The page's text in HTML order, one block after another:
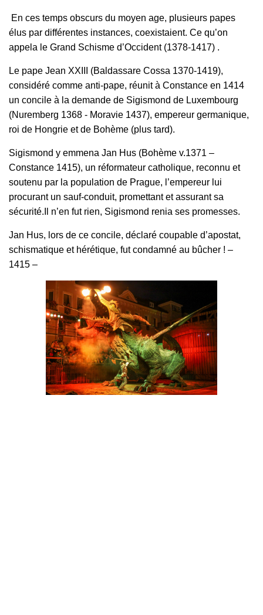
En ces temps obscurs du moyen age, plusieurs papes
élus par différentes instances, coexistaient. Ce qu’on
appela le Grand Schisme d’Occident (1378-1417) .
Le pape Jean XXIII (Baldassare Cossa 1370-1419),
considéré comme anti-pape, réunit à Constance en 1414
un concile à la demande de Sigismond de Luxembourg
(Nuremberg 1368 - Moravie 1437), empereur germanique,
roi de Hongrie et de Bohème (plus tard).
Sigismond y emmena Jan Hus (Bohème v.1371 –
Constance 1415), un réformateur catholique, reconnu et
soutenu par la population de Prague, l’empereur lui
procurant un sauf-conduit, promettant et assurant sa
sécurité.Il n’en fut rien, Sigismond renia ses promesses.
Jan Hus, lors de ce concile, déclaré coupable d’apostat,
schismatique et hérétique, fut condamné au bûcher ! –
1415 –